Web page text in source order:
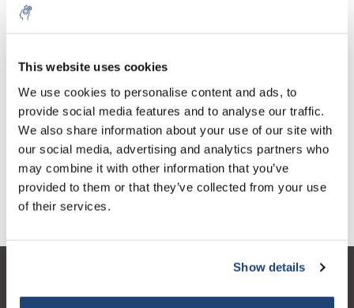
This website uses cookies
We use cookies to personalise content and ads, to
provide social media features and to analyse our traffic.
We also share information about your use of our site with
our social media, advertising and analytics partners who
may combine it with other information that you’ve
provided to them or that they’ve collected from your use
of their services.
Show details
Cantidad Producto
1 pieza
€7,11IVA
€8,60
IVA incluido
Más
Añadir a la cesta
Información